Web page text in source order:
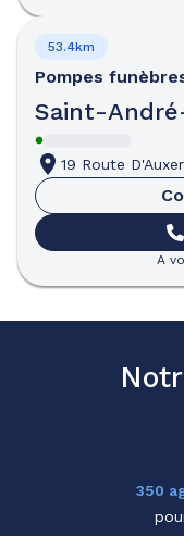
Pompes
Saint-
53.4km
19 Route
A
350